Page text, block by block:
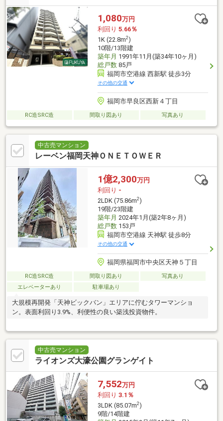
1,080万円
利回り 5.66％
1K (22.8m2)
10階/13階建
築年月 1991年11月(築34年10ヶ月)
総戸数85戸
福岡市空港線 西新駅 徒歩3分
その他の交通
福岡市早良区西新４丁目
RC造SRC造 間取り図あり 写真あり
中古売マンション
レーベン福岡天神ＯＮＥＴＯＷＥＲ
1億2,300万円
利回り -
2LDK (75.86m2)
19階/23階建
築年月 2024年1月(築2年8ヶ月)
総戸数153戸
福岡市空港線 天神駅 徒歩8分
その他の交通
福岡県福岡市中央区天神５丁目
RC造SRC造 間取り図あり
写真あり
エレベーターあり
駐車場あり
大規模再開発「天神ビックバン」エリアに佇むタワーマンショ
ン。表面利回り3.9%、利便性の良い築浅投資物件。
中古売マンション
ライオンズ大濠公園グランゲイト
7,552万円
利回り 3.1％
3LDK (85.07m2)
9階/14階建